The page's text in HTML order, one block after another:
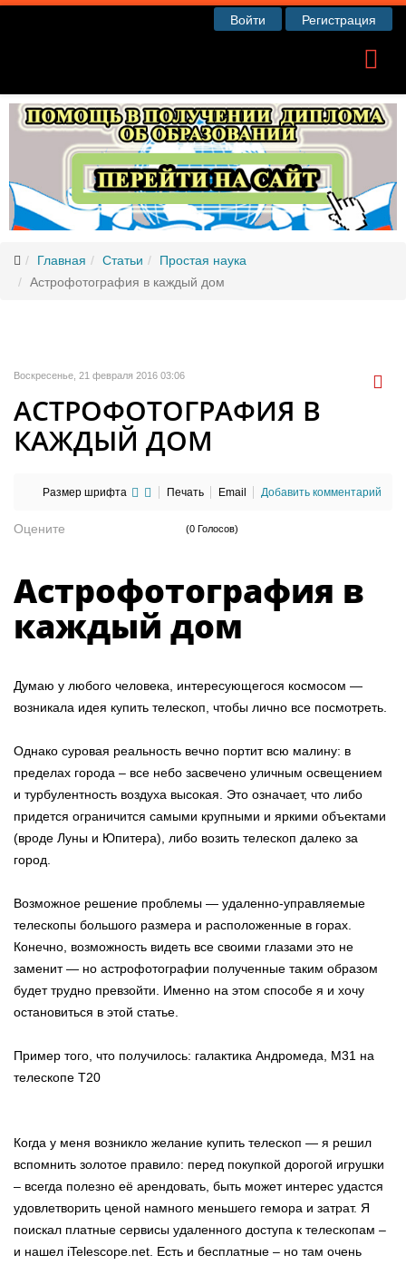
Войти Регистрация
Главная Статьи
Простая наука
Астрофотография в каждый дом
Воскресенье, 21 февраля 2016 03:06
АСТРОФОТОГРАФИЯ В
КАЖДЫЙ ДОМ
Размер шрифта Печать Email Добавить комментарий
Оцените (0 Голосов)
Астрофотография в
каждый дом
Думаю у любого человека, интересующегося космосом —
возникала идея купить телескоп, чтобы лично все посмотреть.
Однако суровая реальность вечно портит всю малину: в
пределах города – все небо засвечено уличным освещением
и турбулентность воздуха высокая. Это означает, что либо
придется ограничится самыми крупными и яркими объектами
(вроде Луны и Юпитера), либо возить телескоп далеко за
город.
Возможное решение проблемы — удаленно-управляемые
телескопы большого размера и расположенные в горах.
Конечно, возможность видеть все своими глазами это не
заменит — но астрофотографии полученные таким образом
будет трудно превзойти. Именно на этом способе я и хочу
остановиться в этой статье.
Пример того, что получилось: галактика Андромеда, M31 на
телескопе Т20
Когда у меня возникло желание купить телескоп — я решил
вспомнить золотое правило: перед покупкой дорогой игрушки
– всегда полезно её арендовать, быть может интерес удастся
удовлетворить ценой намного меньшего гемора и затрат. Я
поискал платные сервисы удаленного доступа к телескопам –
и нашел iTelescope.net. Есть и бесплатные – но там очень